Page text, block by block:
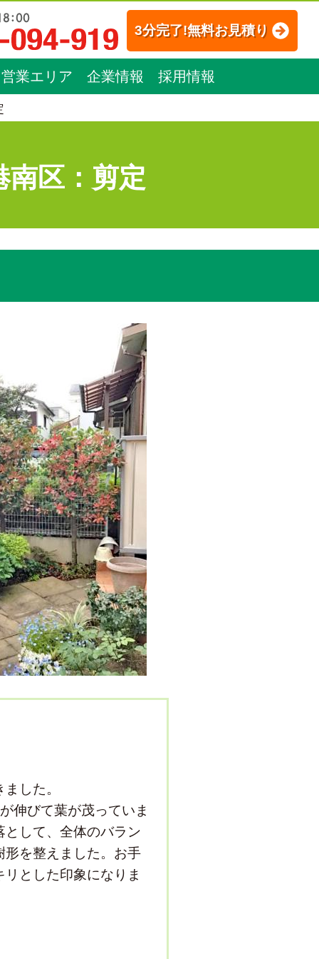
3分完了!無料お見積り
営業エリア 企業情報 採用情報
区：剪定
した。
伸びて葉が茂っていま
して、全体のバラン
形を整えました。お手
とした印象になりま